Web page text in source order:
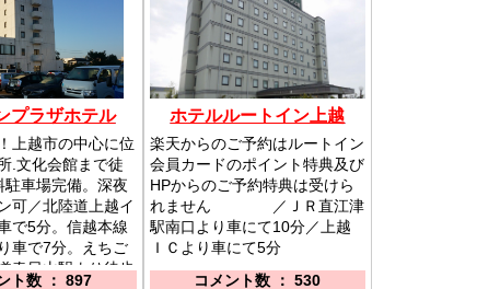
プラザホテル
上越市の中心に位
.文化会館まで徒
駐車場完備。深夜
可／北陸道上越イ
で5分。信越本線
車で7分。えちご
春日山駅より徒歩
ト数 ： 897
ホテルルートイン上越
楽天からのご予約はルートイン
会員カードのポイント特典及び
HPからのご予約特典は受けら
れません ／ＪＲ直江津
駅南口より車にて10分／上越
ＩＣより車にて5分
コメント数 ： 530